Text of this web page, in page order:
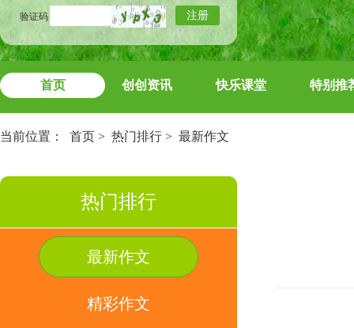
验证码 注册
首页 创创资讯 快乐课堂 特别推
当前位置： 首页 > 热门排行 > 最新作文
热门排行
最新作文
精彩作文